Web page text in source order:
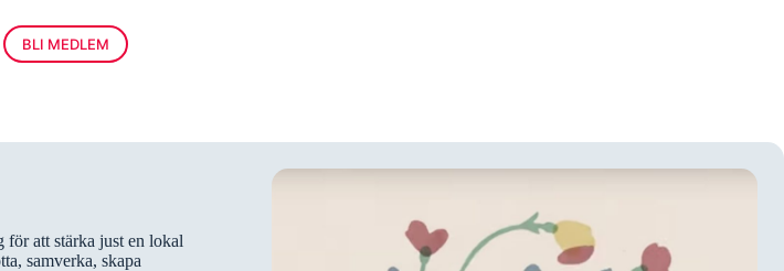
BLI MEDLEM
för att stärka just en lokal
samverka, skapa